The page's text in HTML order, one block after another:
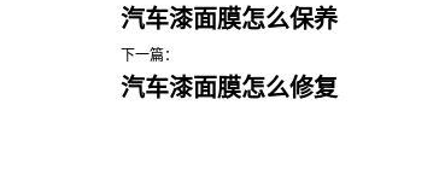
汽车漆面膜怎么保养
下一篇：
汽车漆面膜怎么修复